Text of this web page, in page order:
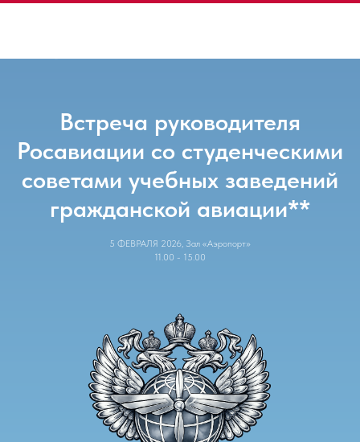
Встреча руководителя
Росавиации со студенческими
советами учебных заведений
гражданской авиации**
5 ФЕВРАЛЯ 2026, Зал «Аэропорт»
11.00 - 15.00